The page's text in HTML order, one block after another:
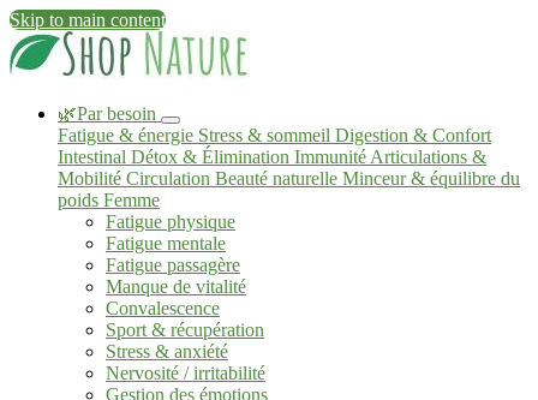
Skip to main content
🌿Par besoin
Fatigue & énergie Stress & sommeil Digestion & Confort
Intestinal Détox & Élimination Immunité Articulations &
Mobilité Circulation Beauté naturelle Minceur & équilibre du
poids Femme
Fatigue physique
Fatigue mentale
Fatigue passagère
Manque de vitalité
Convalescence
Sport & récupération
Stress & anxiété
Nervosité / irritabilité
Gestion des émotions